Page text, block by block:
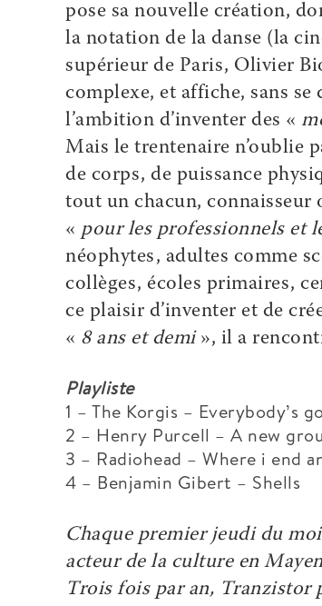
pose sa nouvelle création,
la notation de la danse (la
supérieur de Paris, Olivier
complexe, et affiche, sans
l’ambition d’inventer des «
Mais le trentenaire n’oublie
de corps, de puissance
tout un chacun, connaisseur
« pour les professionnels et
néophytes, adultes comme
collèges, écoles primaires,
ce plaisir d’inventer et de
« 8 ans et demi», il a
Playliste
1 – The Korgis – Everybody’s
2 – Henry Purcell – A new
3 – Radiohead – Where i end
4 – Benjamin Gibert – Shells
Chaque premier jeudi du
acteur de la culture en
Trois fois par an, Tranzistor